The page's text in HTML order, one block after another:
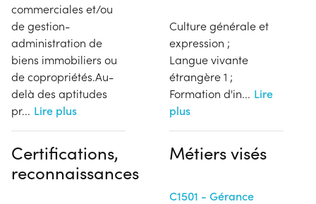
commerciales et/ou
de gestion-
administration de
biens immobiliers ou
de copropriétés.Au-
delà des aptitudes
pr... Lire plus
Culture générale et
expression ;
Langue vivante
étrangère 1 ;
Formation d'in... Lire
plus
Certifications,
reconnaissances
Métiers visés
C1501 - Gérance